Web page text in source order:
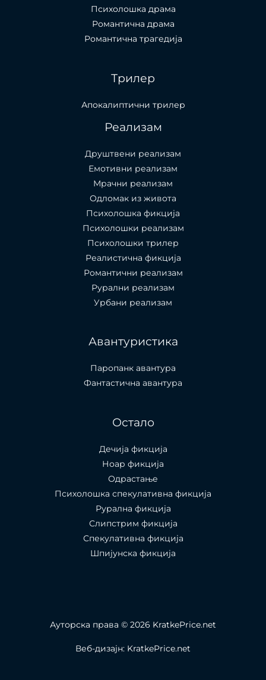
Психолошка драма
Романтична драма
Романтична трагедија
Трилер
Апокалиптични трилер
Реализам
Друштвени реализам
Емотивни реализам
Мрачни реализам
Одломак из живота
Психолошкa фикција
Психолошки реализам
Психолошки трилер
Реалистична фикција
Романтични реализам
Рурални реализам
Урбани реализам
Авантуристика
Паропанк авантура
Фантастична авантура
Остало
Дечија фикција
Ноар фикција
Одрастање
Психолошка спекулативна фикција
Рурална фикција
Слипстрим фикција
Спекулативна фикција
Шпијунска фикција
Ауторска права © 2026 KratkePrice.net
Веб-дизајн: KratkePrice.net